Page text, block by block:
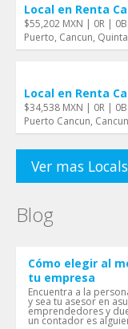
Local en Renta
$55,202 MXN | 0R |
Puerto, Cancun,
Local en Renta
$34,538 MXN | 0R |
Puerto Cancun,
Ver mas
Blog
Cómo elegir al
tu empresa
Encuentra a la
y sea tu asesor en
emprendedores y
un contador es